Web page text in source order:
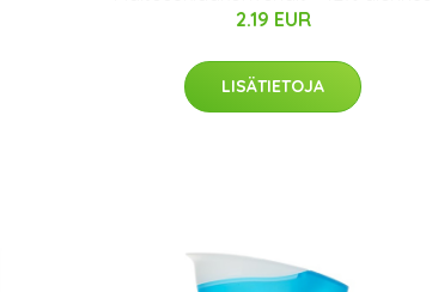
2.19 EUR
LISÄTIETOJA